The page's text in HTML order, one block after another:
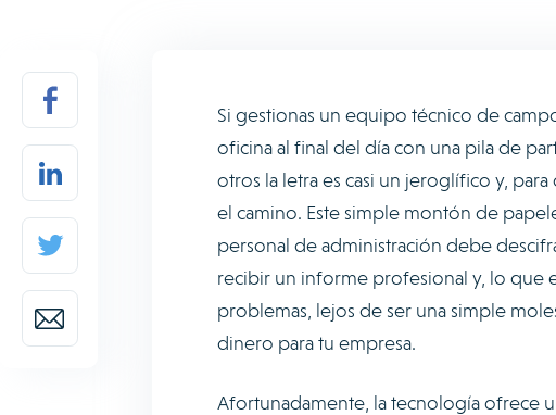
Si gestionas un equipo técnico de
oficina al final del día con una pila de
otros la letra es casi un jeroglífico y,
el camino. Este simple montón de
personal de administración debe
recibir un informe profesional y, lo que
problemas, lejos de ser una simple
dinero para tu empresa.
Afortunadamente, la tecnología ofrece